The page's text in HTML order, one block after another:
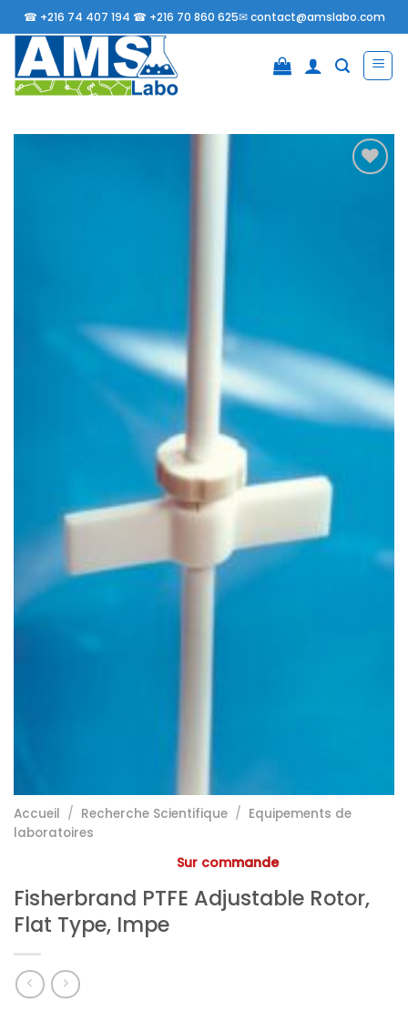
Passer
au
contenu
☎ +216 74 407 194 ☎ +216 70 860 625✉contact@amslabo.com
Accueil / Recherche Scientifique / Equipements de
laboratoires
Sur commande
Fisherbrand PTFE Adjustable Rotor,
Flat Type, Impe